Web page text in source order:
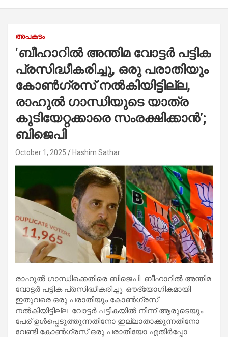
അപകടം
‘ബീഹാറിൽ അന്തിമ വോട്ടർ പട്ടിക
പ്രസിദ്ധീകരിച്ചു, ഒരു പരാതിയും
കോൺഗ്രസ് നൽകിയിട്ടില്ല,
രാഹുൽ ഗാന്ധിയുടെ യാത്ര
കുടിയേറ്റക്കാരെ സംരക്ഷിക്കാൻ’;
ബിജെപി
October 1, 2025 Hashim Sathar
രാഹുൽ ഗാന്ധിക്കെതിരെ ബിജെപി. ബീഹാറിൽ അന്തിമ
വോട്ടർ പട്ടിക പ്രസിദ്ധീകരിച്ചു. ഔദ്യോഗികമായി
ഇതുവരെ ഒരു പരാതിയും കോൺഗ്രസ്
നൽകിയിട്ടില്ല. വോട്ടർ പട്ടികയിൽ നിന്ന് ആരുടെയും
പേര് ഉൾപ്പെടുത്തുന്നതിനോ ഇല്ലാതാക്കുന്നതിനോ
വേണ്ടി കോൺഗ്രസ് ഒരു പരാതിയോ എതിർപ്പോ